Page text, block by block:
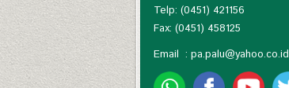
Telp: (0451) 421156
Fax: (0451) 458125
Email : pa.palu@yahoo.co.id